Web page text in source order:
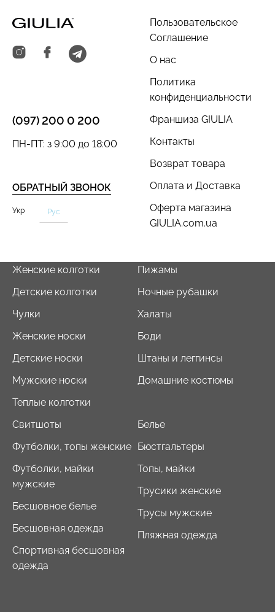
Пользовательское
Соглашение
О нас
Политика
конфиденциальности
Франшиза GIULIA
Контакты
Возврат товара
Оплата и Доставка
Оферта магазина
GIULIA.com.ua
(097) 200 0 200
ОБРАТНЫЙ ЗВОНОК
ПН-ПТ: з 9:00 до 18:00
Укр Рус
Женские колготки
Детские колготки
Чулки
Женские носки
Детские носки
Мужские носки
Теплые колготки
Пижамы
Ночные рубашки
Халаты
Боди
Штаны и леггинсы
Домашние костюмы
Свитшоты
Футболки, топы женские
Футболки, майки
мужские
Бесшовное белье
Бесшовная одежда
Спортивная бесшовная
одежда
Белье
Бюстгальтеры
Топы, майки
Трусики женские
Трусы мужские
Пляжная одежда
Топ на бретелях в рубчик
(черный) Giulia
Бесшовный топ на тонких
бретелях CAMI TOP
(белый) Giulia
279 грн.399 грн.
Бесшовный топ с легкой
SHAPEWEAR nude
TRACKS SHAPE black